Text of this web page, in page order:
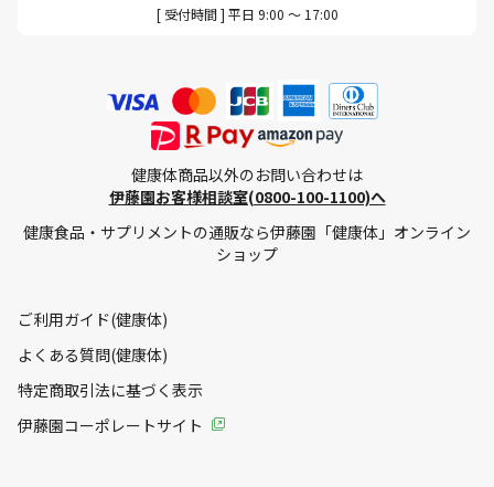
[ 受付時間 ] 平日 9:00 ～ 17:00
健康体商品以外のお問い合わせは
伊藤園お客様相談室(0800-100-1100)へ
健康食品・サプリメントの通販なら伊藤園「健康体」オンライン
ショップ
ご利用ガイド(健康体)
よくある質問(健康体)
特定商取引法に基づく表示
伊藤園コーポレートサイト